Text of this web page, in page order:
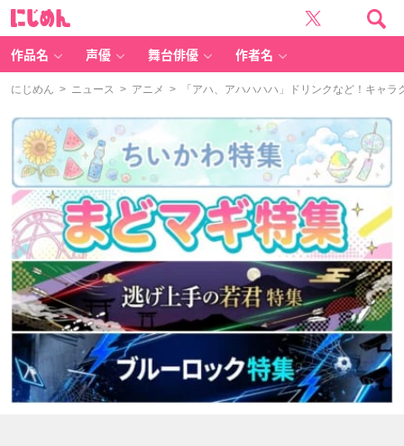
作品名 声優 舞台俳優 作者名
にじめん > ニュース > アニメ > 「アハ、アハハハハ」ドリンクなど！キャラ